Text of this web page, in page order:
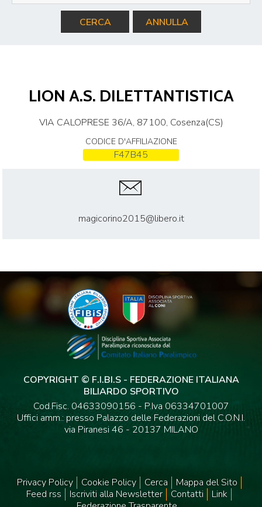
CERCA ANNULLA
LION A.S. DILETTANTISTICA
VIA CALOPRESE 36/A, 87100, Cosenza(CS)
CODICE D'AFFILIAZIONE
F47B45
magicorino2015@libero.it
COPYRIGHT © F.I.BI.S - FEDERAZIONE ITALIANA
BILIARDO SPORTIVO
Cod.Fisc. 04633090156 - P.Iva 06334701007
Uffici amm.: presso Palazzo delle Federazioni del C.O.N.I.
via Piranesi 46 - 20137 MILANO
Privacy Policy Cookie Policy Cerca
Mappa del Sito
Feed rss
Iscriviti alla Newsletter Contatti
Link